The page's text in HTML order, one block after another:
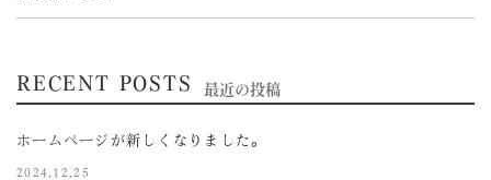
RECENT POSTS 最近の投稿
ホームページが新しくなりました。
2024.12.25